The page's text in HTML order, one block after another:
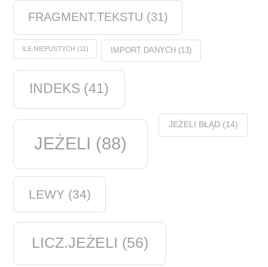
FRAGMENT.TEKSTU (31)
ILE.NIEPUSTYCH (11) IMPORT DANYCH (13)
INDEKS (41)
JEŻELI (88)
JEŻELI.BŁĄD(14)
LEWY (34)
LICZ.JEŻELI (56)